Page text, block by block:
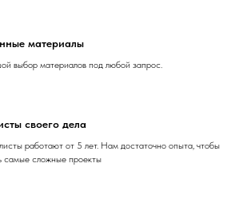
материалы
выбор материалов под любой запрос.
своего дела
работают от 5 лет. Нам достаточно опыта, чтобы
самые сложные проекты